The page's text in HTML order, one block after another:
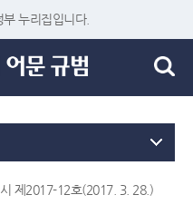
누리집입니다.
제2017-12호(2017. 3. 28.)